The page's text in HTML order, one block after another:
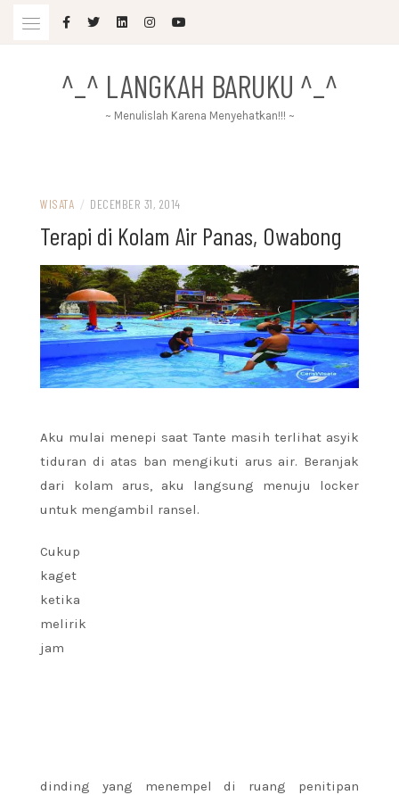
^_^ LANGKAH BARUKU ^_^
~ Menulislah Karena Menyehatkan!!! ~
WISATA / DECEMBER 31, 2014
Terapi di Kolam Air Panas, Owabong
Aku mulai menepi saat Tante masih terlihat asyik
tiduran di atas ban mengikuti arus air. Beranjak
dari kolam arus, aku langsung menuju locker
untuk mengambil ransel.
Cukup
kaget
ketika
melirik
jam
dinding yang menempel di ruang penitipan